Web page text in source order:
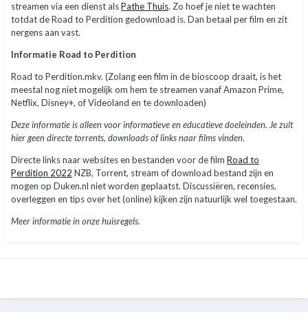
streamen via een dienst alsPathe Thuis. Zo hoef je niet te wachten
totdat de Road to Perdition gedownload is. Dan betaal per film en zit
nergens aan vast.
Informatie Road to Perdition
Road to Perdition.mkv. (Zolang een film in de bioscoop draait, is het
meestal nog niet mogelijk om hem te streamen vanaf Amazon Prime,
Netflix, Disney+, of Videoland en te downloaden)
Deze informatie is alleen voor informatieve en educatieve doeleinden. Je zult
hier geen directe torrents, downloads of links naar films vinden.
Directe links naar websites en bestanden voor de film Road to
Perdition 2022 NZB, Torrent, stream of download bestand zijn en
mogen op Duken.nl niet worden geplaatst. Discussiëren, recensies,
overleggen en tips over het (online) kijken zijn natuurlijk wel toegestaan.
Meer informatie in onze huisregels.